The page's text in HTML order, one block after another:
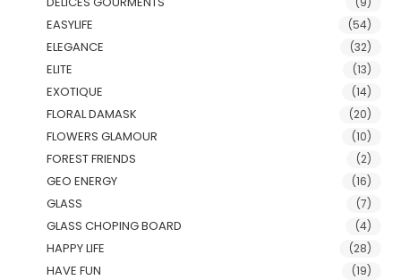
EASYLIFE (54)
ELEGANCE (32)
ELITE (13)
EXOTIQUE (14)
FLORAL DAMASK (20)
FLOWERS GLAMOUR (10)
FOREST FRIENDS (2)
GEO ENERGY (16)
GLASS (7)
GLASS CHOPING BOARD (4)
HAPPY LIFE (28)
HAVE FUN (19)